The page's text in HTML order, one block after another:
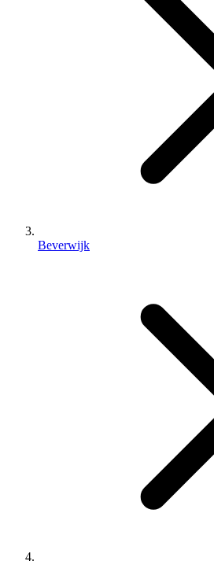
Beverwijk